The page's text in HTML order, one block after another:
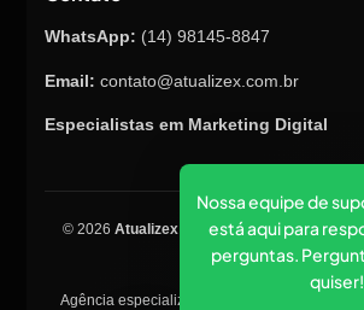
WhatsApp: (14) 98145-8847
Email: contato@atualizex.com.br
Especialistas em Marketing Digital
© 2026 Atualizex Marketing & Performance
reservados.
Agência especializada em SEO, criação de
Nossa equipe de
está aqui para
perguntas.
quiser!